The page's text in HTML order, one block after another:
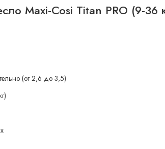
Maxi-Cosi Titan PRO (9-
(от 2,6 до 3,5)